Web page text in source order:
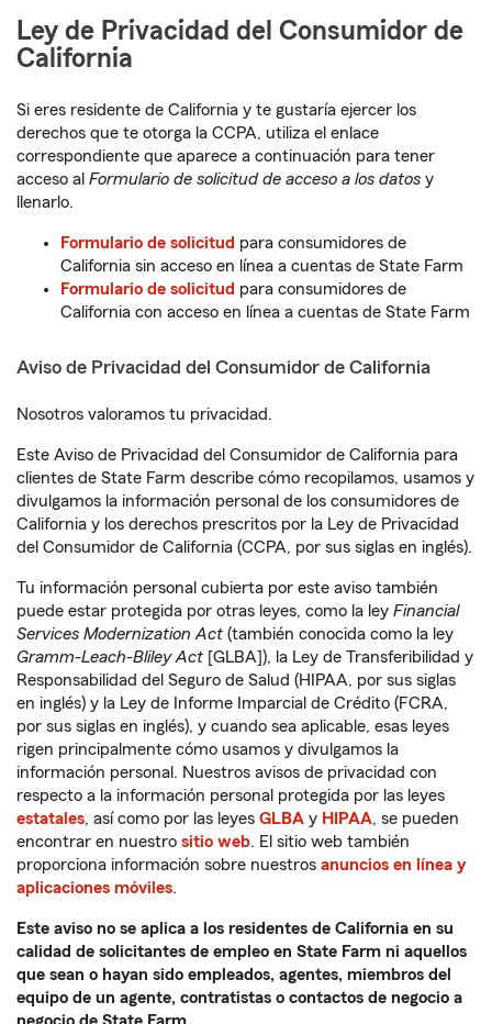
Ley de Privacidad del Consumidor de
California
Si eres residente de California y te gustaría ejercer los
derechos que te otorga la CCPA, utiliza el enlace
correspondiente que aparece a continuación para tener
acceso al Formulario de solicitud de acceso a los datos y
llenarlo.
Formulario de solicitud para consumidores de
California sin acceso en línea a cuentas de State Farm
Formulario de solicitud para consumidores de
California con acceso en línea a cuentas de State Farm
Aviso de Privacidad del Consumidor de California
Nosotros valoramos tu privacidad.
Este Aviso de Privacidad del Consumidor de California para
clientes de State Farm describe cómo recopilamos, usamos y
divulgamos la información personal de los consumidores de
California y los derechos prescritos por la Ley de Privacidad
del Consumidor de California (CCPA, por sus siglas en inglés).
Tu información personal cubierta por este aviso también
puede estar protegida por otras leyes, como la ley Financial
Services Modernization Act (también conocida como la ley
Gramm-Leach-Bliley Act [GLBA]), la Ley de Transferibilidad y
Responsabilidad del Seguro de Salud (HIPAA, por sus siglas
en inglés) y la Ley de Informe Imparcial de Crédito (FCRA,
por sus siglas en inglés), y cuando sea aplicable, esas leyes
rigen principalmente cómo usamos y divulgamos la
información personal. Nuestros avisos de privacidad con
respecto a la información personal protegida por las leyes
estatales, así como por las leyes GLBA y HIPAA, se pueden
encontrar en nuestro sitio web. El sitio web también
proporciona información sobre nuestros anuncios en línea y
aplicaciones móviles.
Este aviso no se aplica a los residentes de California en su
calidad de solicitantes de empleo en State Farm ni aquellos
que sean o hayan sido empleados, agentes, miembros del
equipo de un agente, contratistas o contactos de negocio a